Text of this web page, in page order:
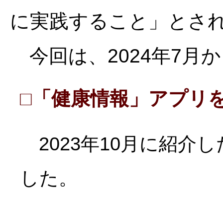
に実践すること」とさ
今回は、2024年7月
□「健康情報」アプリ
2023年10月に紹介し
した。